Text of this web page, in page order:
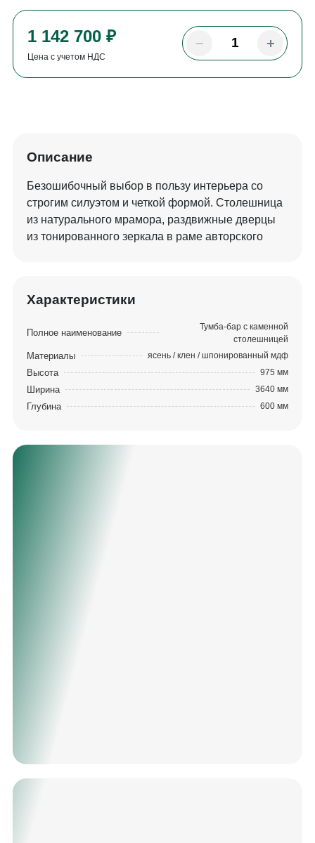
1 142 700 ₽
Цена с учетом НДС
Описание
Безошибочный выбор в пользу интерьера со
строгим силуэтом и четкой формой. Столешница
из натурального мрамора, раздвижные дверцы
из тонированного зеркала в раме авторского
Характеристики
Полное наименование
Тумба-бар с каменной
столешницей
Материалы ясень / клен / шпонированный мдф
Высота 975 мм
Ширина 3640 мм
Глубина 600 мм